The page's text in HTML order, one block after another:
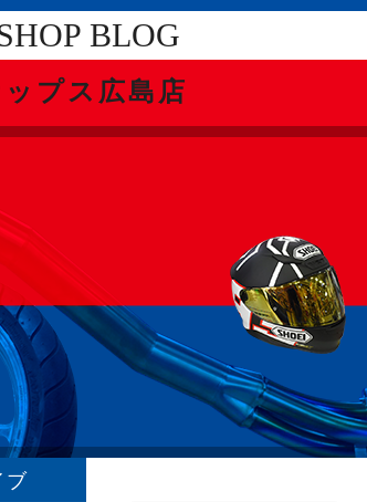
BLOG
プス広島店
ブ